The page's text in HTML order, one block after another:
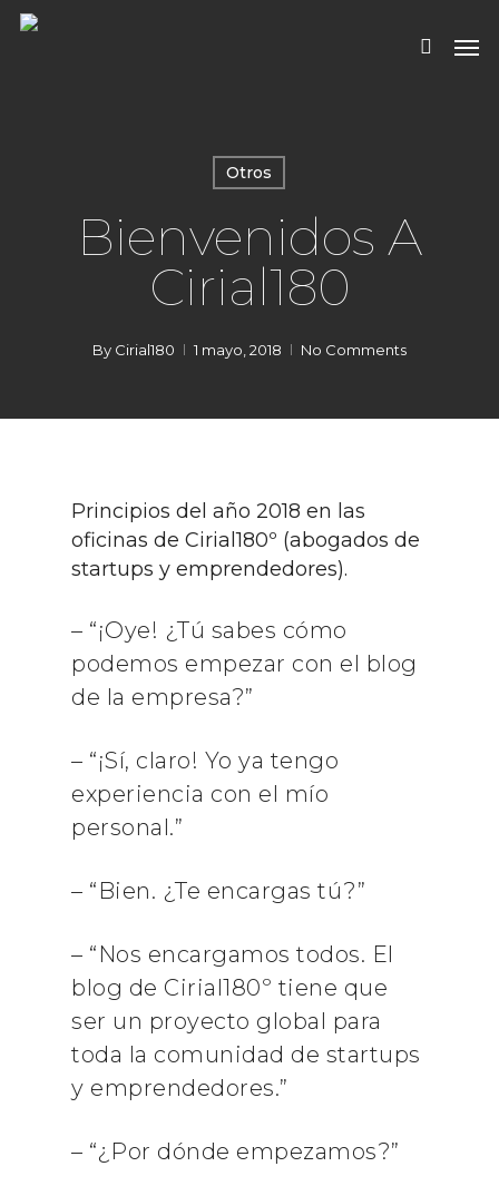
Skip
search
Otros
Bienvenidos A
Cirial180
By Cirial180 1 mayo, 2018 No Comments
Principios del año 2018 en las
oficinas de Cirial180º (abogados de
startups y emprendedores).
– “¡Oye! ¿Tú sabes cómo
podemos empezar con el blog
de la empresa?”
– “¡Sí, claro! Yo ya tengo
experiencia con el mío
personal.”
– “Bien. ¿Te encargas tú?”
– “Nos encargamos todos. El
blog de Cirial180º tiene que
ser un proyecto global para
toda la comunidad de startups
y emprendedores.”
– “¿Por dónde empezamos?”